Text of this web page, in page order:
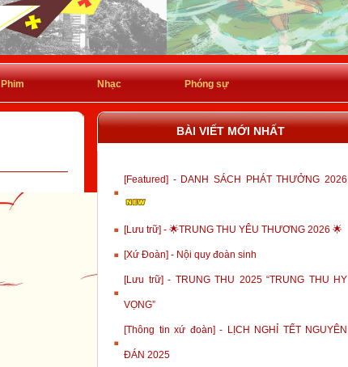
Phim Nhạc Phóng sự
BÀI VIẾT MỚI NHẤT
[Featured] - DANH SÁCH PHÁT THƯỞNG 2026
[Lưu trữ] - 🌟TRUNG THU YÊU THƯƠNG 2026 🌟
[Xứ Đoàn] - Nội quy đoàn sinh
[Lưu trữ] - TRUNG THU 2025 “TRUNG THU HY
VỌNG”
[Thông tin xứ đoàn] - LỊCH NGHỈ TẾT NGUYÊN
ĐÁN 2025